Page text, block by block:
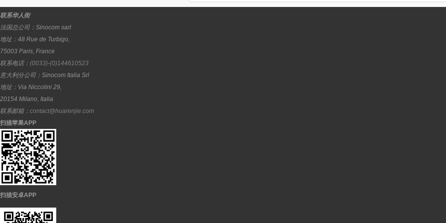
联系华人街
法国总公司： Sinocom sarl
地址： 48 Rue de Turbigo,
75003 Paris, France
联系电话： (0033)-(0)144610523
意大利分公司： Sinocom Italia Srl
地址： Via Niccolini 29,
20154 Milano, Italia
联系邮箱： contact@huarenjie.com
扫描苹果APP
扫描安卓APP